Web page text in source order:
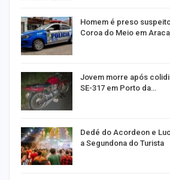
Homem é preso
Coroa do Meio em
Jovem morre após
SE-317 em Porto da…
Dedé do Acordeon e
a Segundona do Turista